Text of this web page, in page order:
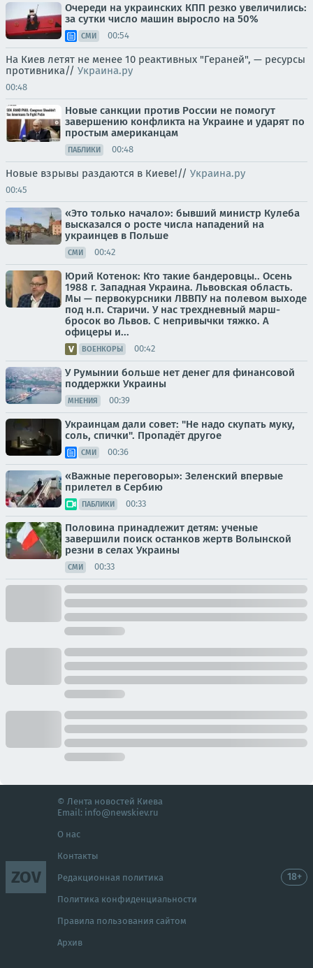
Очереди на украинских КПП резко увеличились:
за сутки число машин выросло на 50%
СМИ 00:54
На Киев летят не менее 10 реактивных "Гераней", — ресурсы
противника// Украина.ру
00:48
Новые санкции против России не помогут
завершению конфликта на Украине и ударят по
простым американцам
ПАБЛИКИ 00:48
Новые взрывы раздаются в Киеве!// Украина.ру
00:45
«Это только начало»: бывший министр Кулеба
высказался о росте числа нападений на
украинцев в Польше
СМИ 00:42
Юрий Котенок: Кто такие бандеровцы.. Осень
1988 г. Западная Украина. Львовская область.
Мы — первокурсники ЛВВПУ на полевом выходе
под н.п. Старичи. У нас трехдневный марш-
бросок во Львов. С непривычки тяжко. А
офицеры и...
ВОЕНКОРЫ 00:42
У Румынии больше нет денег для финансовой
поддержки Украины
МНЕНИЯ 00:39
Украинцам дали совет: "Не надо скупать муку,
соль, спички". Пропадёт другое
СМИ 00:36
«Важные переговоры»: Зеленский впервые
прилетел в Сербию
ПАБЛИКИ 00:33
Половина принадлежит детям: ученые
завершили поиск останков жертв Волынской
резни в селах Украины
СМИ 00:33
ZOV
© Лента новостей Киева
Email: info@newskiev.ru
О нас
Контакты
Редакционная политика
Политика конфиденциальности
Правила пользования сайтом
Архив
18+